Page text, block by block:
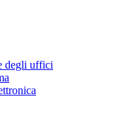
degli uffici